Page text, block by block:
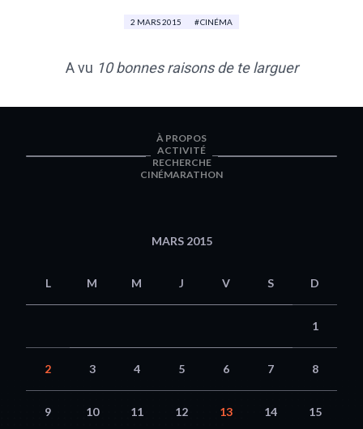
2 MARS 2015 CINÉMA
A vu 10 bonnes raisons de te larguer
À PROPOS
ACTIVITÉ
RECHERCHE
CINÉMARATHON
MARS 2015
L M M J V S D
1
2 3 4 5 6 7 8
9 10 11 12 13 14 15